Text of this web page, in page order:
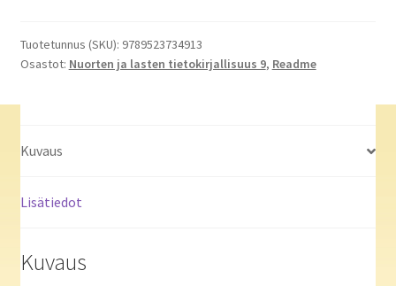
unelmasi
viisaiden
avulla
Tuotetunnus (SKU): 9789523734913
Osastot: Nuorten ja lasten tietokirjallisuus 9, Readme
Kuvaus
Lisätiedot
Kuvaus